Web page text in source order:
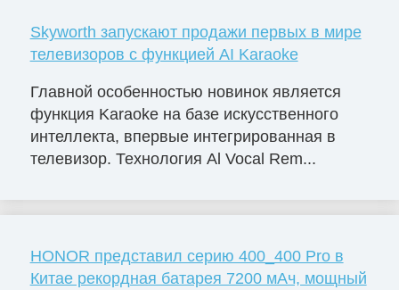
Skyworth запускают продажи первых в мире
телевизоров с функцией AI Karaoke
Главной особенностью новинок является
функция Karaoke на базе искусственного
интеллекта, впервые интегрированная в
телевизор. Технология Al Vocal Rem...
HONOR представил серию 400_400 Pro в
Китае рекордная батарея 7200 мАч, мощный